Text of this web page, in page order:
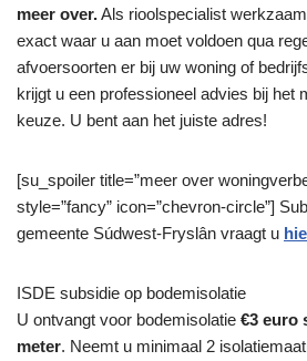
meer over.Als rioolspecialist
exact waar u aan moet voldoen qua
afvoersoorten er bij uw woning of
krijgt u een professioneel advies bij het
keuze. U bent aan het juiste adres!
[su_spoiler title=”meer over
style=”fancy” icon=”chevron-circle”]
gemeente Súdwest-Fryslân vraagt u
ISDE subsidie op bodemisolatie
U ontvangt voor bodemisolatie €3 euro
meter. Neemt u minimaal 2